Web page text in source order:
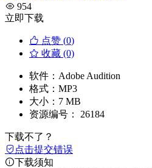
954
立即下载
点赞 (0)
收藏 (0)
软件： Adobe Audition
格式： MP3
大小： 7 MB
资源编号： 26184
下载不了？
点击提交错误
下载须知